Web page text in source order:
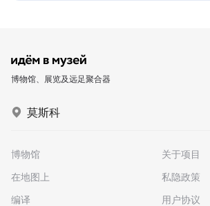
博物馆、展览及远足聚合器
莫斯科
博物馆
在地图上
编译
关于项目
私隐政策
用户协议